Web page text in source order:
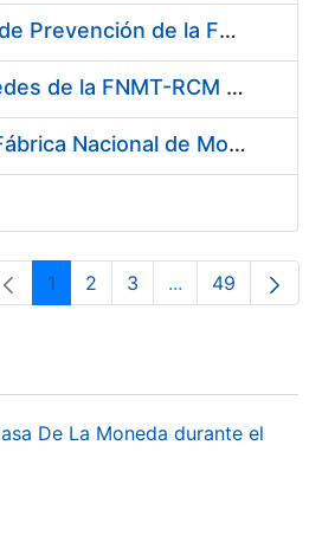
Servicio de Calibración y Verificación Externa de los Equipos de Medición del Servicio de Prevención de la FNMT-RCM
Conexión mediante Fibra Óptica de los Centros de Proceso de Datos (CPDs) de las sedes de la FNMT-RCM de Burgos y Madrid
Contratación de acuerdo marco para el Suministro de Material de Electricidad para la Fábrica Nacional de Moneda y Timbre-Real Casa de la Moneda en su centro de trabajo de Burgos
Orrialdea
1 Orrialdea
2 Orrialdea
3 ...Intermediate
Orrialdea
49
De La Moneda durante el